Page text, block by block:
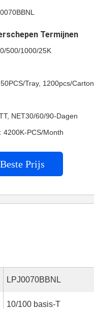
Termijnen
500/1000/25K
Tray, 1200pcs/Carton
NET30/60/90-Dagen
4200K-PCS/Month
Prijs
LPJ0070BBNL
10/100 basis-T